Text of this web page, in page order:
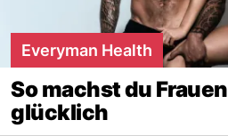
Everyman Health
So machst du
glücklich